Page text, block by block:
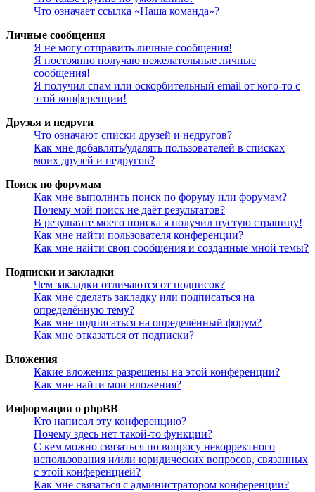
Что означает ссылка «Наша команда»?
Личные сообщения
Я не могу отправить личные сообщения!
Я постоянно получаю нежелательные личные
сообщения!
Я получил спам или оскорбительный email от кого-то с
этой конференции!
Друзья и недруги
Что означают списки друзей и недругов?
Как мне добавлять/удалять пользователей в списках
моих друзей и недругов?
Поиск по форумам
Как мне выполнить поиск по форуму или форумам?
Почему мой поиск не даёт результатов?
В результате моего поиска я получил пустую страницу!
Как мне найти пользователя конференции?
Как мне найти свои сообщения и созданные мной темы?
Подписки и закладки
Чем закладки отличаются от подписок?
Как мне сделать закладку или подписаться на
определённую тему?
Как мне подписаться на определённый форум?
Как мне отказаться от подписки?
Вложения
Какие вложения разрешены на этой конференции?
Как мне найти мои вложения?
Информация о phpBB
Кто написал эту конференцию?
Почему здесь нет такой-то функции?
С кем можно связаться по вопросу некорректного
использования и/или юридических вопросов, связанных
с этой конференцией?
Как мне связаться с администратором конференции?